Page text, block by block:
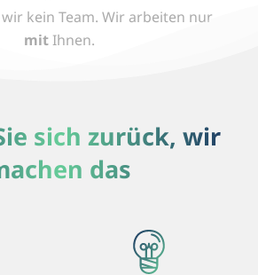
kein Team. Wir arbeiten nur
mitIhnen.
sich zurück, wir
das